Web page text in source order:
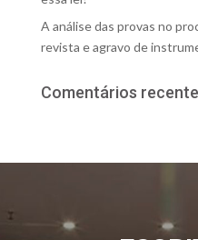
A análise das provas no
revista e agravo de
Comentários